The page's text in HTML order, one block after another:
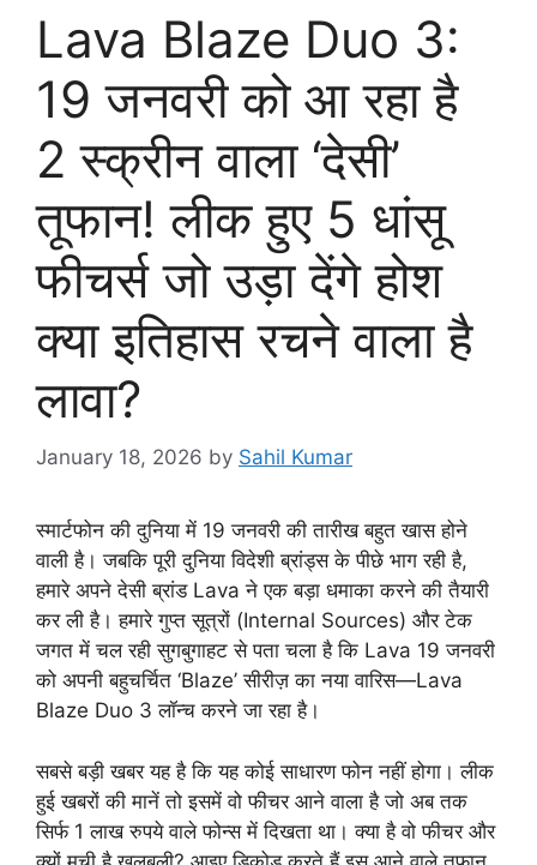
Lava Blaze Duo 3:
19 जनवरी को आ रहा है
2 स्क्रीन वाला ‘देसी’
तूफान! लीक हुए 5 धांसू
फीचर्स जो उड़ा देंगे होश
क्या इतिहास रचने वाला है
लावा?
January 18, 2026 by Sahil Kumar
स्मार्टफोन की दुनिया में 19 जनवरी की तारीख बहुत खास होने
वाली है। जबकि पूरी दुनिया विदेशी ब्रांड्स के पीछे भाग रही है,
हमारे अपने देसी ब्रांड Lava ने एक बड़ा धमाका करने की तैयारी
कर ली है। हमारे गुप्त सूत्रों (Internal Sources) और टेक
जगत में चल रही सुगबुगाहट से पता चला है कि Lava 19 जनवरी
को अपनी बहुचर्चित ‘Blaze’ सीरीज़ का नया वारिस—Lava
Blaze Duo 3 लॉन्च करने जा रहा है।
सबसे बड़ी खबर यह है कि यह कोई साधारण फोन नहीं होगा। लीक
हुई खबरों की मानें तो इसमें वो फीचर आने वाला है जो अब तक
सिर्फ 1 लाख रुपये वाले फोन्स में दिखता था। क्या है वो फीचर और